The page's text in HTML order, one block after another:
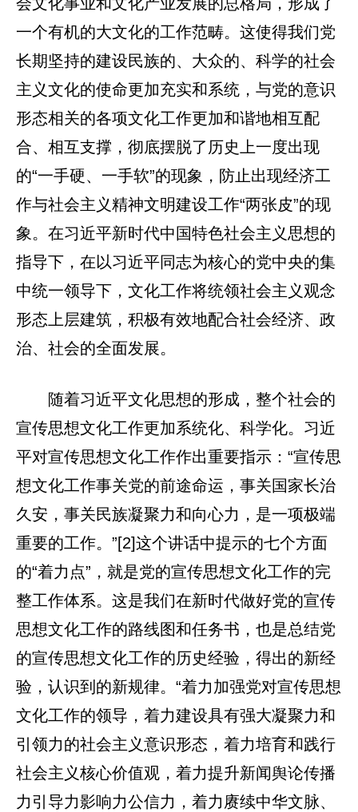
一个有机的大文化的工作范畴。这使得我们党
长期坚持的建设民族的、大众的、科学的社会
主义文化的使命更加充实和系统，与党的意识
形态相关的各项文化工作更加和谐地相互配
合、相互支撑，彻底摆脱了历史上一度出现
的“一手硬、一手软”的现象，防止出现经济工
作与社会主义精神文明建设工作“两张皮”的现
象。在习近平新时代中国特色社会主义思想的
指导下，在以习近平同志为核心的党中央的集
中统一领导下，文化工作将统领社会主义观念
形态上层建筑，积极有效地配合社会经济、政
治、社会的全面发展。
随着习近平文化思想的形成，整个社会的
宣传思想文化工作更加系统化、科学化。习近
平对宣传思想文化工作作出重要指示：“宣传思
想文化工作事关党的前途命运，事关国家长治
久安，事关民族凝聚力和向心力，是一项极端
重要的工作。”[2]这个讲话中提示的七个方面
的“着力点”，就是党的宣传思想文化工作的完
整工作体系。这是我们在新时代做好党的宣传
思想文化工作的路线图和任务书，也是总结党
的宣传思想文化工作的历史经验，得出的新经
验，认识到的新规律。“着力加强党对宣传思想
文化工作的领导，着力建设具有强大凝聚力和
引领力的社会主义意识形态，着力培育和践行
社会主义核心价值观，着力提升新闻舆论传播
力引导力影响力公信力，着力赓续中华文脉、